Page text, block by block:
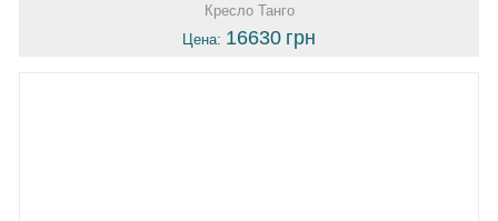
Кресло Танго
Цена: 16630 грн